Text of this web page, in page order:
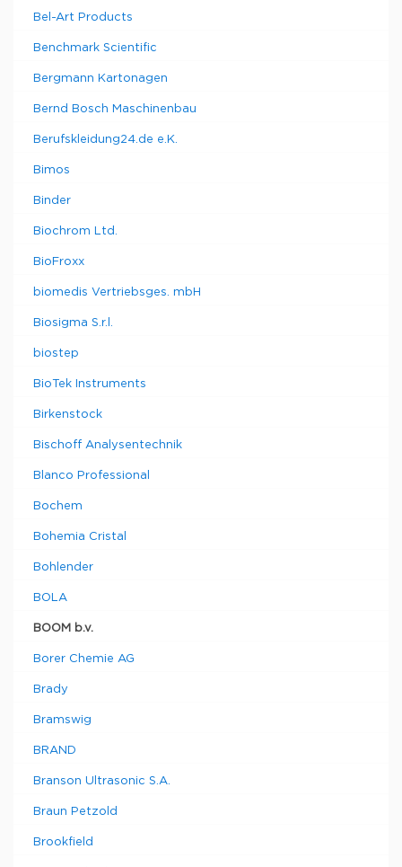
Bel-Art Products
Benchmark Scientific
Bergmann Kartonagen
Bernd Bosch Maschinenbau
Berufskleidung24.de e.K.
Bimos
Binder
Biochrom Ltd.
BioFroxx
biomedis Vertriebsges. mbH
Biosigma S.r.l.
biostep
BioTek Instruments
Birkenstock
Bischoff Analysentechnik
Blanco Professional
Bochem
Bohemia Cristal
Bohlender
BOLA
BOOM b.v.
Borer Chemie AG
Brady
Bramswig
BRAND
Branson Ultrasonic S.A.
Braun Petzold
Brookfield